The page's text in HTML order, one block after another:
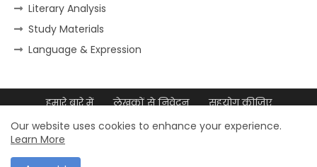
Literary Analysis
Study Materials
Language & Expression
हमारे बारे में लेखकों से निवेदन
सहयोग कीजिए
डिजिटल उपस्थिति
© 2026 डॉ. मुल्ला आदम अली – सर्वाधिकार सुरक्षित
Our website uses cookies to enhance your experience.
Learn More